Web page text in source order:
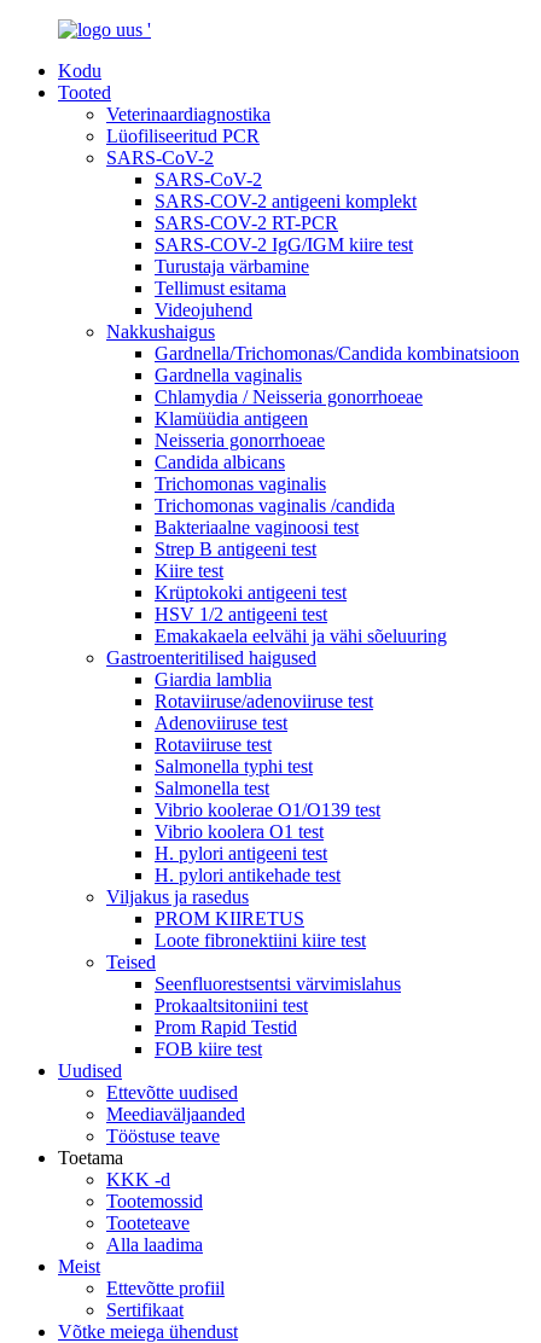
Kodu
Tooted
Veterinaardiagnostika
Lüofiliseeritud PCR
SARS-CoV-2
SARS-CoV-2
SARS-COV-2 antigeeni komplekt
SARS-COV-2 RT-PCR
SARS-COV-2 IgG/IGM kiire test
Turustaja värbamine
Tellimust esitama
Videojuhend
Nakkushaigus
Gardnella/Trichomonas/Candida kombinatsioon
Gardnella vaginalis
Chlamydia / Neisseria gonorrhoeae
Klamüüdia antigeen
Neisseria gonorrhoeae
Candida albicans
Trichomonas vaginalis
Trichomonas vaginalis /candida
Bakteriaalne vaginoosi test
Strep B antigeeni test
Kiire test
Krüptokoki antigeeni test
HSV 1/2 antigeeni test
Emakakaela eelvähi ja vähi sõeluuring
Gastroenteritilised haigused
Giardia lamblia
Rotaviiruse/adenoviiruse test
Adenoviiruse test
Rotaviiruse test
Salmonella typhi test
Salmonella test
Vibrio koolerae O1/O139 test
Vibrio koolera O1 test
H. pylori antigeeni test
H. pylori antikehade test
Viljakus ja rasedus
PROM KIIRETUS
Loote fibronektiini kiire test
Teised
Seenfluorestsentsi värvimislahus
Prokaaltsitoniini test
Prom Rapid Testid
FOB kiire test
Uudised
Ettevõtte uudised
Meediaväljaanded
Tööstuse teave
Toetama
KKK -d
Tootemossid
Tooteteave
Alla laadima
Meist
Ettevõtte profiil
Sertifikaat
Võtke meiega ühendust